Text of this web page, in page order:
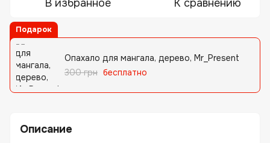
В избранное К сравнению
Подарок
Опахало для мангала, дерево, Mr_Present
300 грн бесплатно
Описание